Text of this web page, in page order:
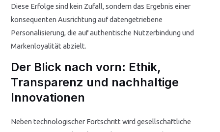
Diese Erfolge sind kein Zufall, sondern das Ergebnis einer
konsequenten Ausrichtung auf datengetriebene
Personalisierung, die auf authentische Nutzerbindung und
Markenloyalität abzielt.
Der Blick nach vorn: Ethik,
Transparenz und nachhaltige
Innovationen
Neben technologischer Fortschritt wird gesellschaftliche